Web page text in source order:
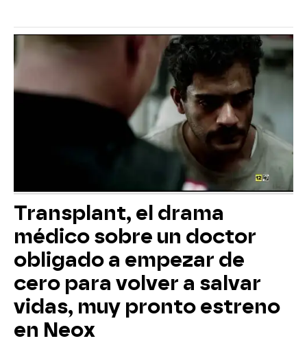
Transplant, el drama
médico sobre un doctor
obligado a empezar de
cero para volver a salvar
vidas, muy pronto estreno
en Neox